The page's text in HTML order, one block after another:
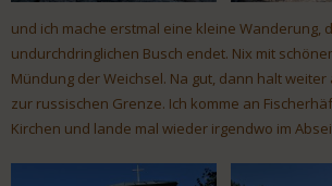
und ich mache erstmal eine kleine Wanderung,
undurchdringlichen Busch endet. Nix mit
Mündung der Weichsel. Na gut, dann halt
zur russischen Grenze. Ich komme an
Kirchen und lande mal wieder irgendwo im